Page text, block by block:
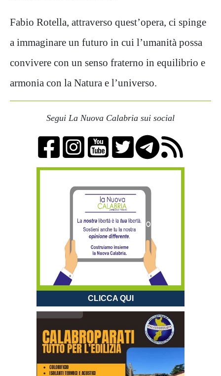
Fabio Rotella, attraverso quest’opera, ci spinge
a immaginare un futuro in cui l’umanità possa
convivere con un senso fraterno in equilibrio e
armonia con la Natura e l’universo.
Segui La Nuova Calabria sui social
CLICCA QUI